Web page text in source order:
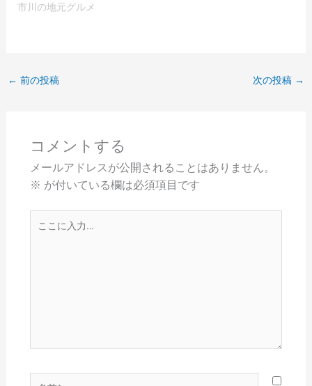
市川の地元グルメ
← 前の投稿 次の投稿 →
コメントする
メールアドレスが公開されることはありません。
※ が付いている欄は必須項目です